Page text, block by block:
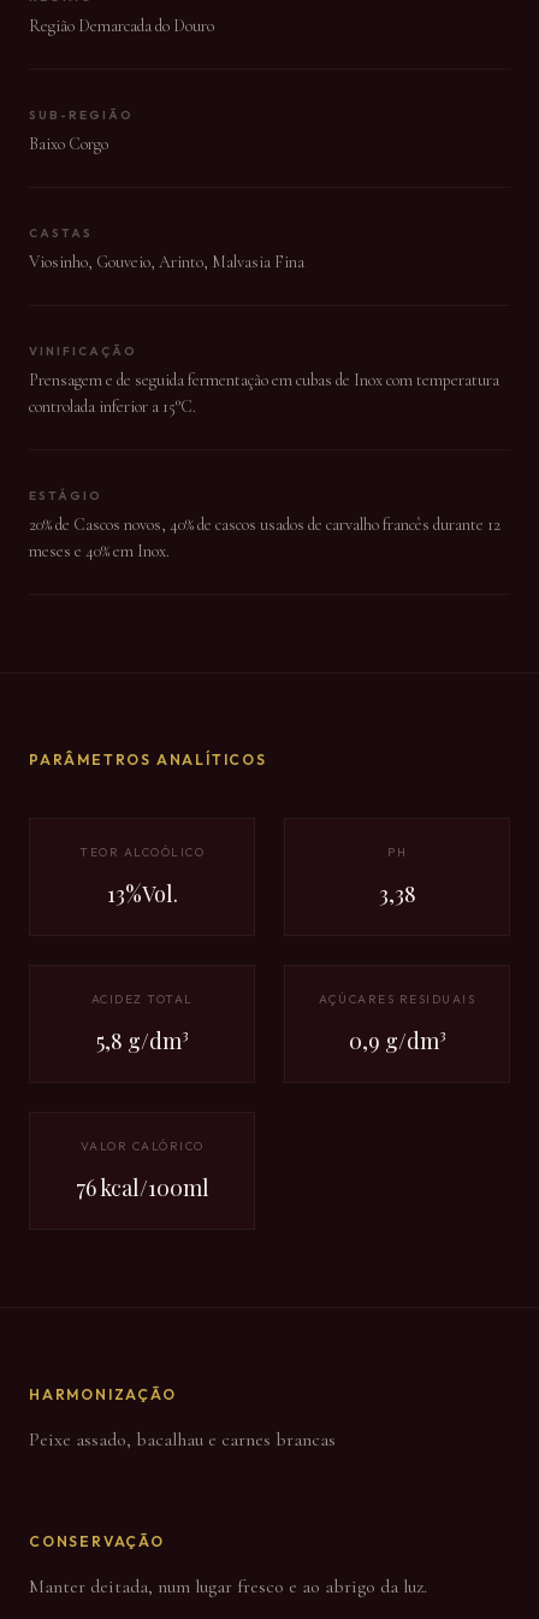
Região Demarcada do Douro
SUB-REGIÃO
Baixo Corgo
CASTAS
Viosinho, Gouveio, Arinto, Malvasia Fina
VINIFICAÇÃO
Prensagem e de seguida fermentação em cubas de Inox com temperatura
controlada inferior a 15°C.
ESTÁGIO
20% de Cascos novos, 40% de cascos usados de carvalho francês durante 12
meses e 40% em Inox.
PARÂMETROS ANALÍTICOS
TEOR ALCOÓLICO
13%Vol.
PH
3,38
ACIDEZ TOTAL
5,8 g/dm³
AÇÚCARES RESIDUAIS
0,9 g/dm³
VALOR CALÓRICO
76 kcal/100ml
HARMONIZAÇÃO
Peixe assado, bacalhau e carnes brancas
CONSERVAÇÃO
Manter deitada, num lugar fresco e ao abrigo da luz.